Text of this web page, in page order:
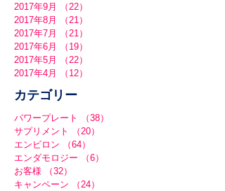
2017年9月
（22）
2017年8月
（21）
2017年7月
（21）
2017年6月
（19）
2017年5月
（22）
2017年4月
（12）
カテゴリー
パワープレート （38）
サプリメント
（20）
エンビロン
（64）
エンダモロジー
（6）
お客様
（32）
キャンペーン
（24）